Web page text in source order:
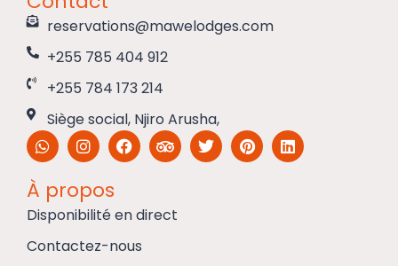
reservations@mawelodges.com
+255 785 404 912
+255 784 173 214
Siège social, Njiro Arusha,
À propos
Disponibilité en direct
Contactez-nous